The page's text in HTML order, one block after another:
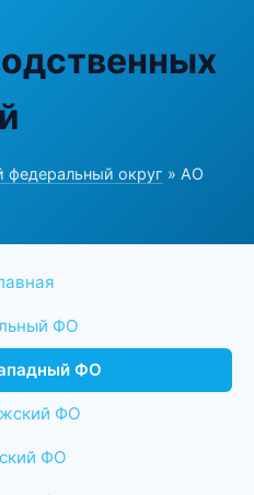
федеральный округ » АО
ФО
ФО
ФО
ФО